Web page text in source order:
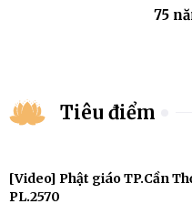
75
Tiêu điểm
[Video] Phật giáo TP.Cần
PL.2570